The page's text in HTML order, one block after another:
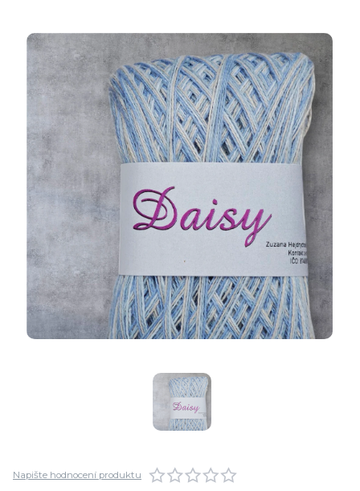
Napište hodnocení produktu